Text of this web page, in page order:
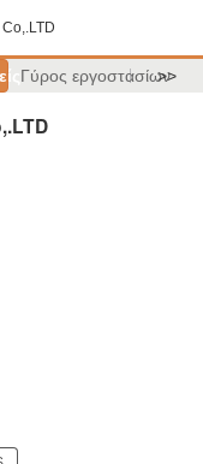
Γύρος εργοστασίων
>>